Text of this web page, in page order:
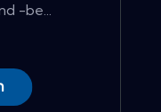
-be...